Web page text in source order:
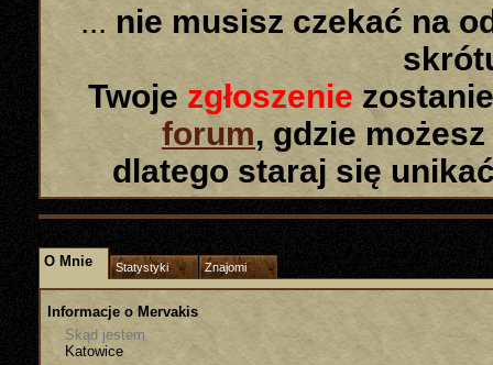
... nie musisz czekać na
Twoje zgłoszenie
forum, gdzie
dlatego staraj się
O Mnie Statystyki Znajomi
Informacje o Mervakis
Skąd jestem
Katowice